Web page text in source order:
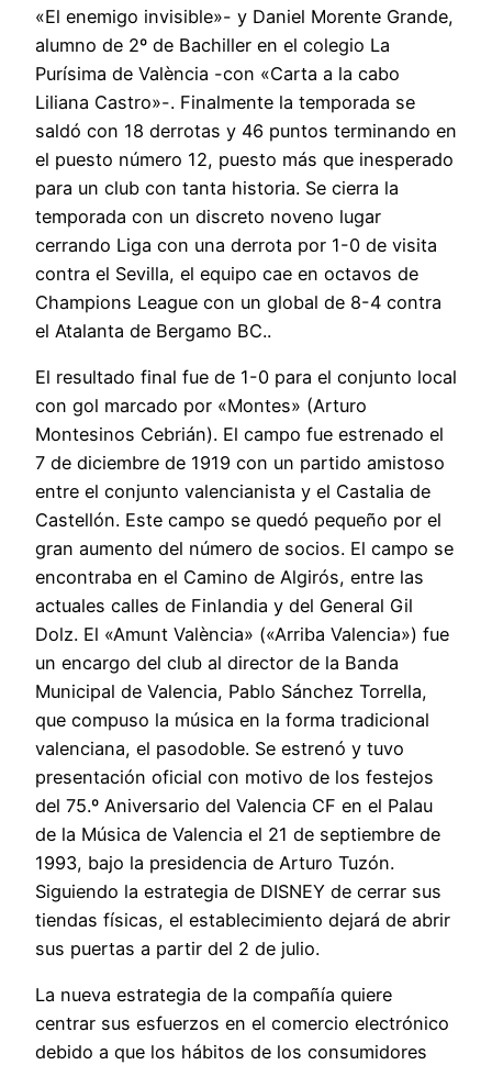
«El enemigo invisible»- y Daniel Morente Grande,
alumno de 2º de Bachiller en el colegio La
Purísima de València -con «Carta a la cabo
Liliana Castro»-. Finalmente la temporada se
saldó con 18 derrotas y 46 puntos terminando en
el puesto número 12, puesto más que inesperado
para un club con tanta historia. Se cierra la
temporada con un discreto noveno lugar
cerrando Liga con una derrota por 1-0 de visita
contra el Sevilla, el equipo cae en octavos de
Champions League con un global de 8-4 contra
el Atalanta de Bergamo BC..
El resultado final fue de 1-0 para el conjunto local
con gol marcado por «Montes» (Arturo
Montesinos Cebrián). El campo fue estrenado el
7 de diciembre de 1919 con un partido amistoso
entre el conjunto valencianista y el Castalia de
Castellón. Este campo se quedó pequeño por el
gran aumento del número de socios. El campo se
encontraba en el Camino de Algirós, entre las
actuales calles de Finlandia y del General Gil
Dolz. El «Amunt València» («Arriba Valencia») fue
un encargo del club al director de la Banda
Municipal de Valencia, Pablo Sánchez Torrella,
que compuso la música en la forma tradicional
valenciana, el pasodoble. Se estrenó y tuvo
presentación oficial con motivo de los festejos
del 75.º Aniversario del Valencia CF en el Palau
de la Música de Valencia el 21 de septiembre de
1993, bajo la presidencia de Arturo Tuzón.
Siguiendo la estrategia de DISNEY de cerrar sus
tiendas físicas, el establecimiento dejará de abrir
sus puertas a partir del 2 de julio.
La nueva estrategia de la compañía quiere
centrar sus esfuerzos en el comercio electrónico
debido a que los hábitos de los consumidores